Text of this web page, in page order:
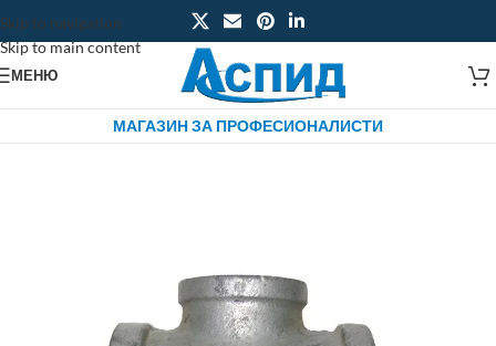
Skip to navigation
Skip to main content
МЕНЮ
МАГАЗИН ЗА ПРОФЕСИОНАЛИСТИ